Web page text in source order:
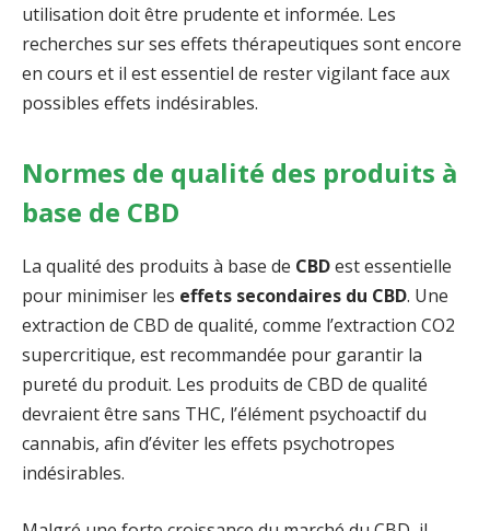
utilisation doit être prudente et informée. Les
recherches sur ses effets thérapeutiques sont encore
en cours et il est essentiel de rester vigilant face aux
possibles effets indésirables.
Normes de qualité des produits à
base de CBD
La qualité des produits à base de CBDest essentielle
pour minimiser les effets secondaires du CBD. Une
extraction de CBD de qualité, comme l’extraction CO2
supercritique, est recommandée pour garantir la
pureté du produit. Les produits de CBD de qualité
devraient être sans THC, l’élément psychoactif du
cannabis, afin d’éviter les effets psychotropes
indésirables.